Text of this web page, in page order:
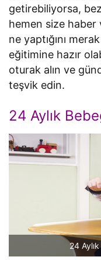
getirebiliyorsa,
hemen size
ne yaptığını
eğitimine hazır
oturak alın ve
teşvik edin.
24 Aylık
24